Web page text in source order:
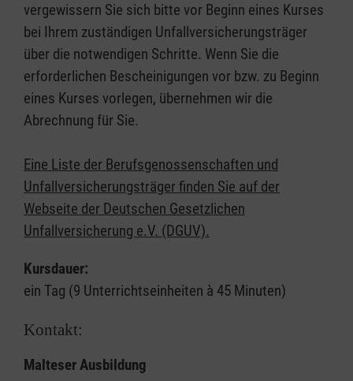
vergewissern Sie sich bitte vor Beginn eines Kurses
bei Ihrem zuständigen Unfallversicherungsträger
über die notwendigen Schritte. Wenn Sie die
erforderlichen Bescheinigungen vor bzw. zu Beginn
eines Kurses vorlegen, übernehmen wir die
Abrechnung für Sie.
Eine Liste der Berufsgenossenschaften und
Unfallversicherungsträger finden Sie auf der
Webseite der Deutschen Gesetzlichen
Unfallversicherung e.V. (DGUV).
Kursdauer:
ein Tag (9 Unterrichtseinheiten à 45 Minuten)
Kontakt:
Malteser Ausbildung